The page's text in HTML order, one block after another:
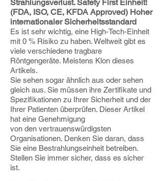
Strahlungsverlust. Safety First Einheit!
(FDA, ISO, CE, KFDA Approved) Hoher
internationaler Sicherheitsstandard
Es ist sehr wichtig, eine High-Tech-Einheit
mit 0 % Risiko zu haben. Weltweit gibt es
viele verschiedene tragbare
Röntgengeräte. Meistens Klon dieses
Artikels.
Sie sehen sogar ähnlich aus oder sehen
gleich aus. Sie müssen ihre Zertifikate und
Spezifikationen zu Ihrer Sicherheit und der
Ihrer Patienten überprüfen. Dieser Artikel
hat eine Genehmigung
von den vertrauenswürdigsten
Organisationen. Denken Sie daran, dass
Sie eine Bestrahlungseinheit betreiben.
Stellen Sie immer sicher, dass es sicher
ist.